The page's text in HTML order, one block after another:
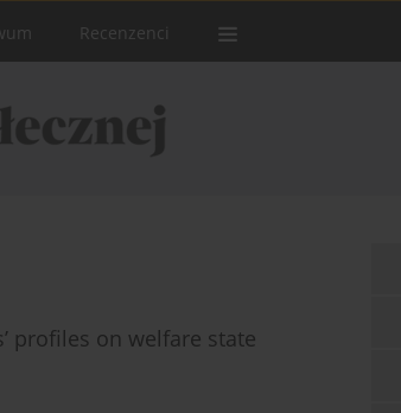
Recenzenci
profiles on welfare state